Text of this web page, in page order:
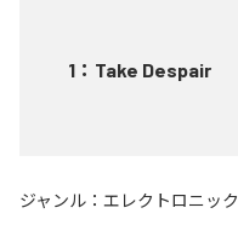
1 ： Take Despair
ジャンル： エレクトロニック